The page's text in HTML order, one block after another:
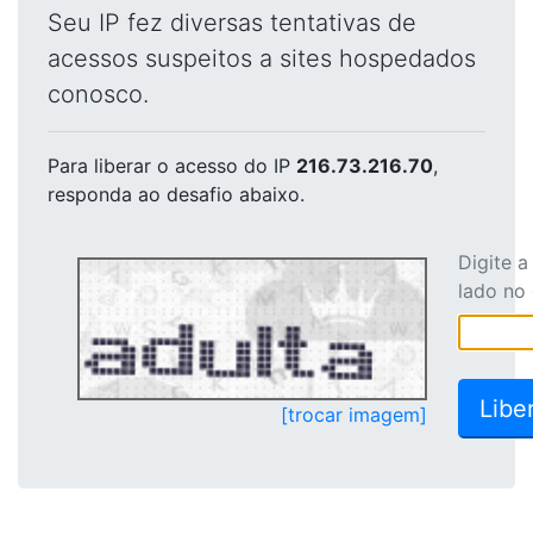
Seu IP fez diversas tentativas de
acessos suspeitos a sites hospedados
conosco.
Para liberar o acesso do IP 216.73.216.70,
responda ao desafio abaixo.
[trocar imagem]
Digite
lado no